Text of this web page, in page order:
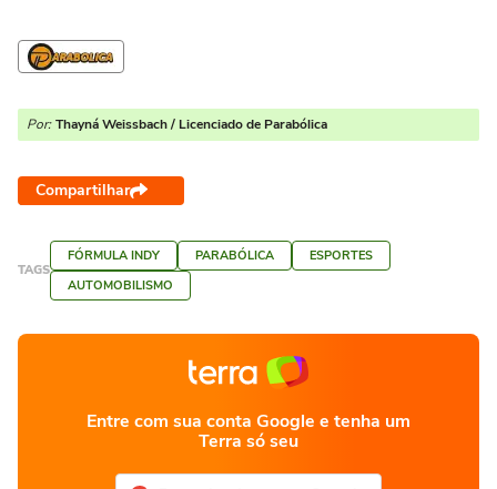
Por: Thayná Weissbach / Licenciado de Parabólica
Compartilhar
TAGS
FÓRMULA INDY PARABÓLICA
ESPORTES
AUTOMOBILISMO
Entre com sua conta Google e tenha um
Terra só seu